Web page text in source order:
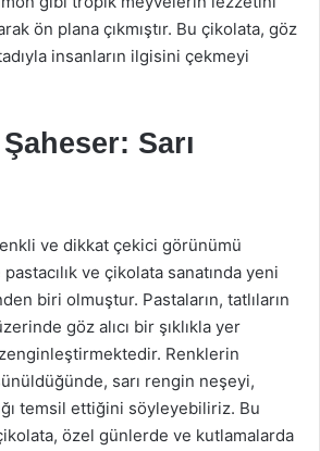
ön plana çıkmıştır. Bu çikolata, göz
insanların ilgisini çekmeyi
Sarı
ve dikkat çekici görünümü
ve çikolata sanatında yeni
biri olmuştur. Pastaların, tatlıların
göz alıcı bir şıklıkla yer
Renklerin
sarı rengin neşeyi,
temsil ettiğini söyleyebiliriz. Bu
özel günlerde ve kutlamalarda